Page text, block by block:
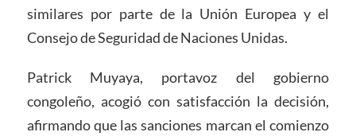
similares por parte de la Unión Europea y el
Consejo de Seguridad de Naciones Unidas.
Patrick Muyaya, portavoz del gobierno
congoleño, acogió con satisfacción la decisión,
afirmando que las sanciones marcan el comienzo